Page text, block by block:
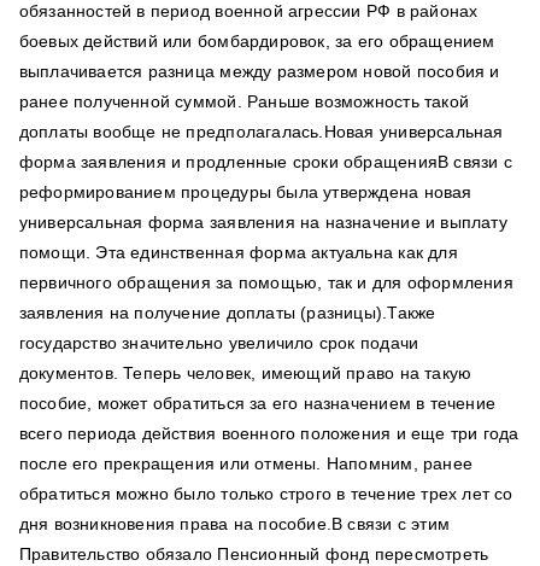
обязанностей в период военной агрессии РФ в районах
боевых действий или бомбардировок, за его обращением
выплачивается разница между размером новой пособия и
ранее полученной суммой. Раньше возможность такой
доплаты вообще не предполагалась.Новая универсальная
форма заявления и продленные сроки обращенияВ связи с
реформированием процедуры была утверждена новая
универсальная форма заявления на назначение и выплату
помощи. Эта единственная форма актуальна как для
первичного обращения за помощью, так и для оформления
заявления на получение доплаты (разницы).Также
государство значительно увеличило срок подачи
документов. Теперь человек, имеющий право на такую ​​
пособие, может обратиться за его назначением в течение
всего периода действия военного положения и еще три года
после его прекращения или отмены. Напомним, ранее
обратиться можно было только строго в течение трех лет со
дня возникновения права на пособие.В связи с этим
Правительство обязало Пенсионный фонд пересмотреть